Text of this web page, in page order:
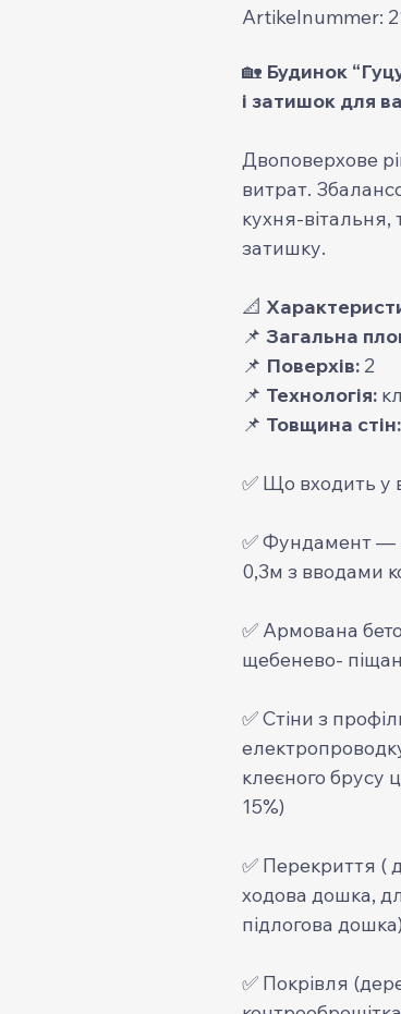
Artikelnummer:
🏡 Будинок
і затишок для
Двоповерхове
витрат.
кухня-
затишку.
📐
📌 Загальна
📌 Поверхів: 2
📌 Технологія:
📌 Товщина стін:
✅ Що входить у
✅ Фундамент —
0,3м з вводами
✅ Армована
щебенево-
✅ Стіни з
клеєного брусу
15%)
✅ Перекриття (
ходова дошка,
підлогова дошка)
✅ Покрівля